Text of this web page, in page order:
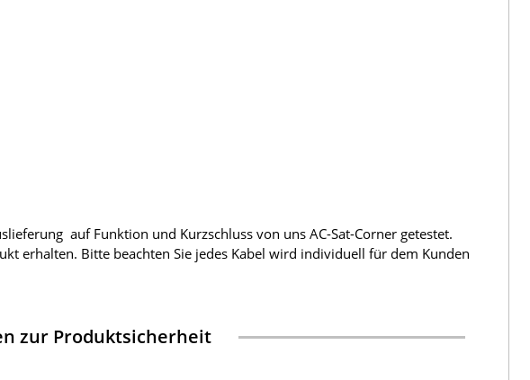
auf Funktion und Kurzschluss von uns AC-Sat-Corner getestet.
erhalten. Bitte beachten Sie jedes Kabel wird individuell für dem Kunden
zur Produktsicherheit